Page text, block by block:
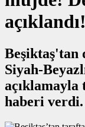
açıklandı!
Beşiktaş'tan
Siyah-
haberi verdi.